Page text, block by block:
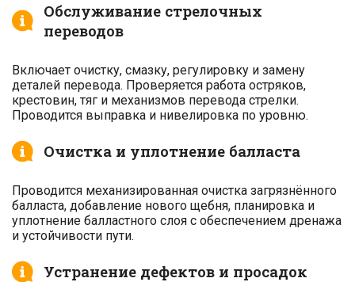
Обслуживание стрелочных
переводов
Включает очистку, смазку, регулировку и замену
деталей перевода. Проверяется работа остряков,
крестовин, тяг и механизмов перевода стрелки.
Проводится выправка и нивелировка по уровню.
Очистка и уплотнение балласта
Проводится механизированная очистка загрязнённого
балласта, добавление нового щебня, планировка и
уплотнение балластного слоя с обеспечением дренажа
и устойчивости пути.
Устранение дефектов и просадок